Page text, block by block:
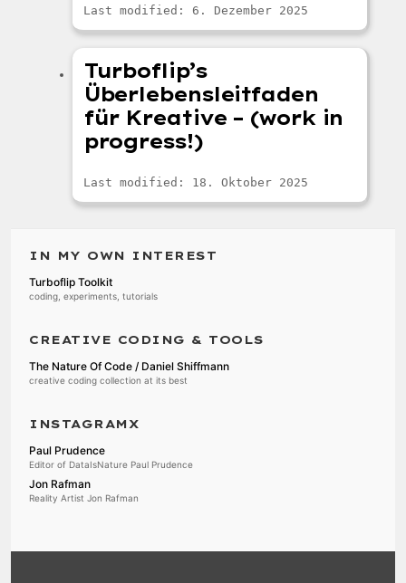
Last modified: 6. Dezember 2025
Turboflip’s
Überlebensleitfaden
für Kreative – (work in
progress!)
Last modified: 18. Oktober 2025
IN MY OWN INTEREST
Turboflip Toolkit
coding, experiments, tutorials
CREATIVE CODING & TOOLS
The Nature Of Code / Daniel Shiffmann
creative coding collection at its best
INSTAGRAMX
Paul Prudence
Editor of DataIsNature Paul Prudence
Jon Rafman
Reality Artist Jon Rafman